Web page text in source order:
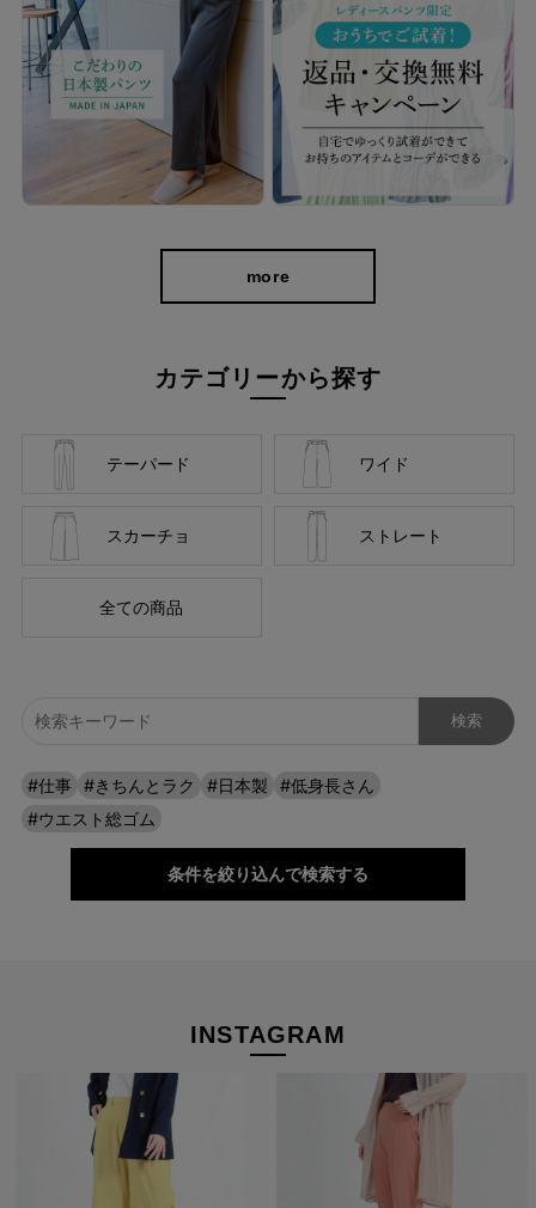
プが叶います。
more
カテゴリーから探す
テーパード ワイド
スカーチョ ストレート
全ての商品
#仕事 #きちんとラク #日本製
#低身長さん
#ウエスト総ゴム
条件を絞り込んで検索する
INSTAGRAM